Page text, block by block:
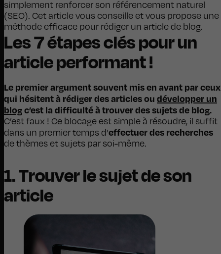
simplement renforcer son référencement naturel
(SEO). Cet article vous conseille et vous propose une
méthode efficace pour rédiger un article de blog.
Les 7 étapes clés pour un
article performant !
Le premier argument souvent mis en avant par ceux
qui hésitent à rédiger des articles ou développer un
blogc’est la difficulté à trouver des sujets de blog.
C’est faux ! Ce blocage est simple à résoudre, il suffit
dans un premier temps d’effectuer des recherches
de thèmes et sujets par soi-même.
1. Trouver le sujet de son
article